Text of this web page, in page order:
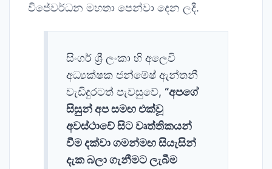
විජේවර්ධන මහතා පෙන්වා දෙන ලදී.
සිංගර් ශ්‍රී ලංකා හි අලෙවි
අධ්‍යක්ෂක ජන්මේෂ් ඇන්තනී
වැඩිදුරටත් පැවසුවේ, “අපගේ
සිසුන් අප සමඟ එක්වූ
අවස්ථාවේ සිට වෘත්තිකයන්
වීම දක්වා ගමන්මඟ සියැසින්
දැක බලා ගැනීමට ලැබීම